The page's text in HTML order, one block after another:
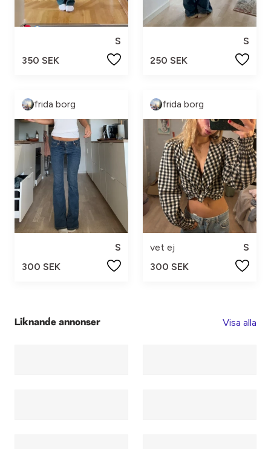
S
350 SEK
S
250 SEK
frida borg
S
300 SEK
frida borg
vet ej
S
300 SEK
Liknande annonser Visa alla